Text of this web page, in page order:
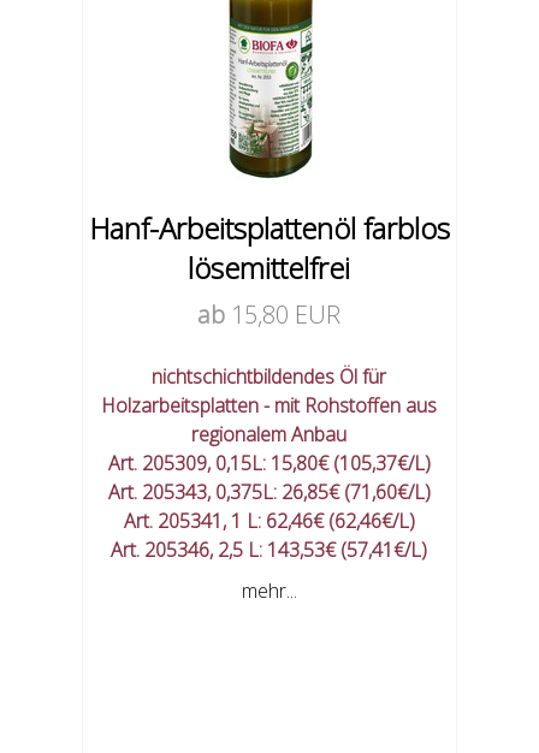
Hanf-Arbeitsplattenöl farblos
lösemittelfrei
ab 15,80 EUR
nichtschichtbildendes Öl für
Holzarbeitsplatten - mit Rohstoffen aus
regionalem Anbau
Art. 205309, 0,15L: 15,80€ (105,37€/L)
Art. 205343, 0,375L: 26,85€ (71,60€/L)
Art. 205341, 1 L: 62,46€ (62,46€/L)
Art. 205346, 2,5 L: 143,53€ (57,41€/L)
mehr...